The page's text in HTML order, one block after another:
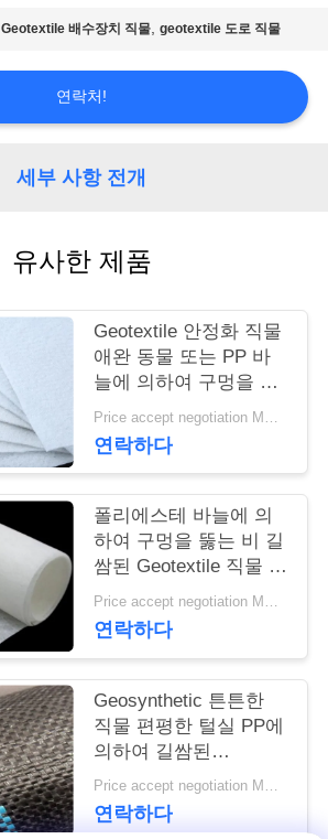
Geotextile 배수장치 직물,geotextile 도로 직물
연락처!
세부 사항 전개
유사한 제품
Geotextile 안정화 직물
애완 동물 또는 PP 바
늘에 의하여 구멍을 뚫
는 Geotextile 백색 노화
방지
Price accept negotiation MOQ:1sqm
연락하다
폴리에스테 바늘에 의
하여 구멍을 뚫는 비 길
쌈된 Geotextile 직물 비
길쌈된 반대로 - 산화 Price accept negotiation MOQ:100sq.m.
연락하다
Geosynthetic 튼튼한
직물 편평한 털실 PP에
의하여 길쌈된
Geotextile는을 위한 잔
디를 성장합니다 막습
니다
Price accept negotiation MOQ:1000 sq.m.
연락하다